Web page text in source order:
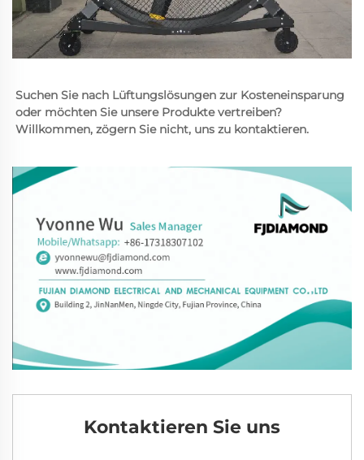
Suchen Sie nach Lüftungslösungen zur Kosteneinsparung
oder möchten Sie unsere Produkte vertreiben?
Willkommen, zögern Sie nicht, uns zu kontaktieren.
Kontaktieren Sie uns